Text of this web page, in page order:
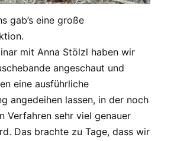
gab’s eine große
mit Anna Stölzl haben wir
angeschaut und
eine ausführliche
angedeihen lassen, in der noch
Verfahren sehr viel genauer
Das brachte zu Tage, dass wir